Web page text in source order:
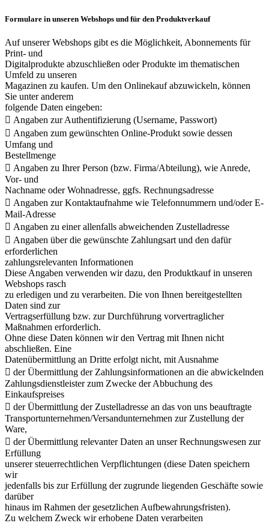
Formulare in unseren Webshops und für den Produktverkauf
Auf unserer Webshops gibt es die Möglichkeit, Abonnements für
Print- und
Digitalprodukte abzuschließen oder Produkte im thematischen
Umfeld zu unseren
Magazinen zu kaufen. Um den Onlinekauf abzuwickeln, können
Sie unter anderem
folgende Daten eingeben:
 Angaben zur Authentifizierung (Username, Passwort)
 Angaben zum gewünschten Online-Produkt sowie dessen
Umfang und
Bestellmenge
 Angaben zu Ihrer Person (bzw. Firma/Abteilung), wie Anrede,
Vor- und
Nachname oder Wohnadresse, ggfs. Rechnungsadresse
 Angaben zur Kontaktaufnahme wie Telefonnummern und/oder E-
Mail-Adresse
 Angaben zu einer allenfalls abweichenden Zustelladresse
 Angaben über die gewünschte Zahlungsart und den dafür
erforderlichen
zahlungsrelevanten Informationen
Diese Angaben verwenden wir dazu, den Produktkauf in unseren
Webshops rasch
zu erledigen und zu verarbeiten. Die von Ihnen bereitgestellten
Daten sind zur
Vertragserfüllung bzw. zur Durchführung vorvertraglicher
Maßnahmen erforderlich.
Ohne diese Daten können wir den Vertrag mit Ihnen nicht
abschließen. Eine
Datenübermittlung an Dritte erfolgt nicht, mit Ausnahme
 der Übermittlung der Zahlungsinformationen an die abwickelnden
Zahlungsdienstleister zum Zwecke der Abbuchung des
Einkaufspreises
 der Übermittlung der Zustelladresse an das von uns beauftragte
Transportunternehmen/Versandunternehmen zur Zustellung der
Ware,
 der Übermittlung relevanter Daten an unser Rechnungswesen zur
Erfüllung
unserer steuerrechtlichen Verpflichtungen (diese Daten speichern
wir
jedenfalls bis zur Erfüllung der zugrunde liegenden Geschäfte sowie
darüber
hinaus im Rahmen der gesetzlichen Aufbewahrungsfristen).
Zu welchem Zweck wir erhobene Daten verarbeiten